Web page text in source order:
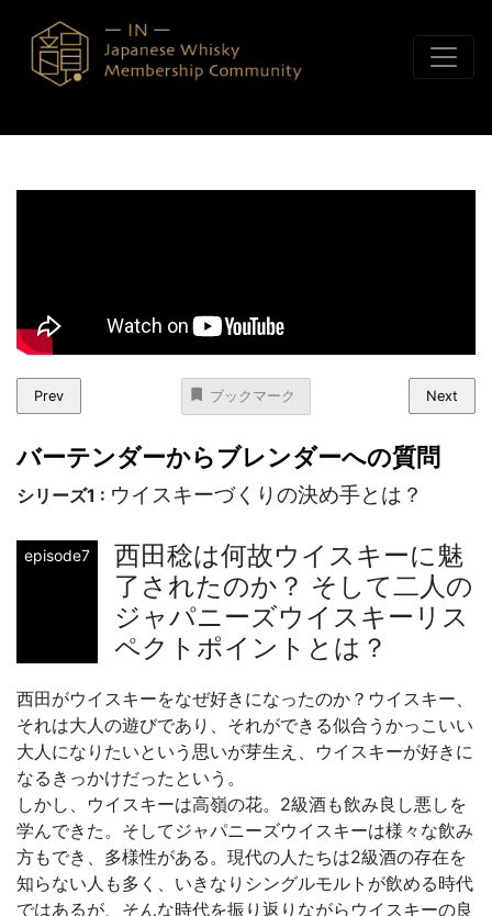
Prev ブックマーク Next
バーテンダーからブレンダーへの質問
シリーズ1 : ウイスキーづくりの決め手とは？
episode7
西田稔は何故ウイスキーに魅
了されたのか？ そして二人の
ジャパニーズウイスキーリス
ペクトポイントとは？
西田がウイスキーをなぜ好きになったのか？ウイスキー、
それは大人の遊びであり、それができる似合うかっこいい
大人になりたいという思いが芽生え、ウイスキーが好きに
なるきっかけだったという。
しかし、ウイスキーは高嶺の花。2級酒も飲み良し悪しを
学んできた。そしてジャパニーズウイスキーは様々な飲み
方もでき、多様性がある。現代の人たちは2級酒の存在を
知らない人も多く、いきなりシングルモルトが飲める時代
ではあるが、そんな時代を振り返りながらウイスキーの良